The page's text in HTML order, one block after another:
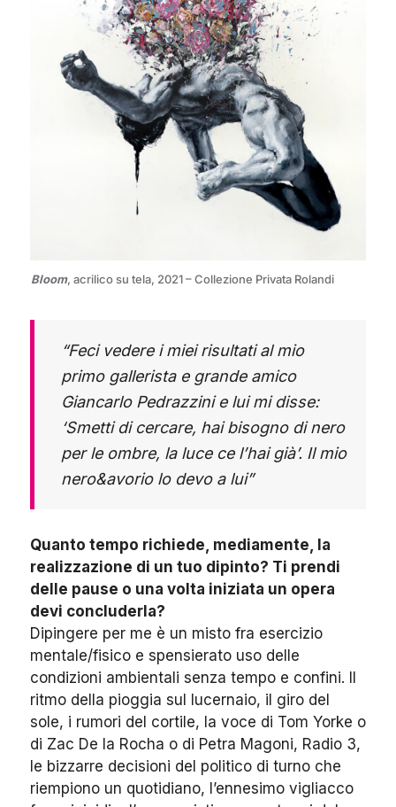
Bloom, acrilico su tela, 2021 – Collezione Privata Rolandi
“Feci vedere i miei risultati al mio
primo gallerista e grande amico
Giancarlo Pedrazzini e lui mi disse:
‘Smetti di cercare, hai bisogno di nero
per le ombre, la luce ce l’hai già’. Il mio
nero&avorio lo devo a lui”
Quanto tempo richiede, mediamente, la
realizzazione di un tuo dipinto? Ti prendi
delle pause o una volta iniziata un opera
devi concluderla?
Dipingere per me è un misto fra esercizio
mentale/fisico e spensierato uso delle
condizioni ambientali senza tempo e confini. Il
ritmo della pioggia sul lucernaio, il giro del
sole, i rumori del cortile, la voce di Tom Yorke o
di Zac De la Rocha o di Petra Magoni, Radio 3,
le bizzarre decisioni del politico di turno che
riempiono un quotidiano, l’ennesimo vigliacco